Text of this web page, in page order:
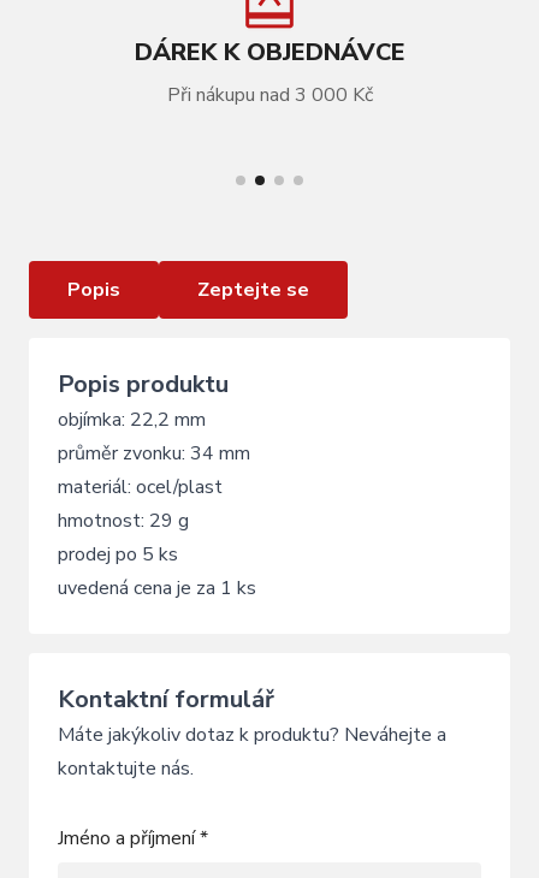
DÁREK K OBJEDNÁVCE
Při nákupu nad 3 000 Kč
Popis Zeptejte se
Popis produktu
objímka: 22,2 mm
průměr zvonku: 34 mm
materiál: ocel/plast
hmotnost: 29 g
prodej po 5 ks
uvedená cena je za 1 ks
Kontaktní formulář
Máte jakýkoliv dotaz k produktu? Neváhejte a
kontaktujte nás.
Jméno a příjmení *